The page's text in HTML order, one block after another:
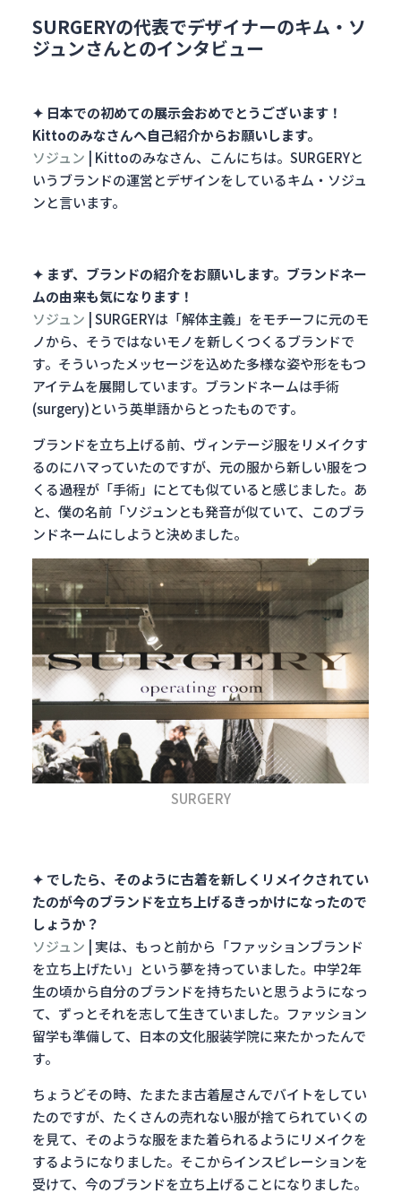
SURGERYの代表でデザイナーのキム・ソ
ジュンさんとのインタビュー
✦ 日本での初めての展示会おめでとうございます！
Kittoのみなさんへ自己紹介からお願いします。
ソジュン | Kittoのみなさん、こんにちは。SURGERYと
いうブランドの運営とデザインをしているキム・ソジュ
ンと言います。
✦ まず、ブランドの紹介をお願いします。ブランドネー
ムの由来も気になります！
ソジュン | SURGERYは「解体主義」をモチーフに元のモ
ノから、そうではないモノを新しくつくるブランドで
す。そういったメッセージを込めた多様な姿や形をもつ
アイテムを展開しています。ブランドネームは手術
(surgery)という英単語からとったものです。
ブランドを立ち上げる前、ヴィンテージ服をリメイクす
るのにハマっていたのですが、元の服から新しい服をつ
くる過程が「手術」にとても似ていると感じました。あ
と、僕の名前「ソジュンとも発音が似ていて、このブラ
ンドネームにしようと決めました。
SURGERY
✦ でしたら、そのように古着を新しくリメイクされてい
たのが今のブランドを立ち上げるきっかけになったので
しょうか？
ソジュン | 実は、もっと前から「ファッションブランド
を立ち上げたい」という夢を持っていました。中学2年
生の頃から自分のブランドを持ちたいと思うようになっ
て、ずっとそれを志して生きていました。ファッション
留学も準備して、日本の文化服装学院に来たかったんで
す。
ちょうどその時、たまたま古着屋さんでバイトをしてい
たのですが、たくさんの売れない服が捨てられていくの
を見て、そのような服をまた着られるようにリメイクを
するようになりました。そこからインスピレーションを
受けて、今のブランドを立ち上げることになりました。